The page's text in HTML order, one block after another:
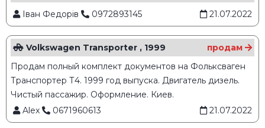
Іван Федорів 0972893145 21.07.2022
Volkswagen Transporter , 1999
продам
Продам полный комплект документов на Фольксваген
Транспортер Т4. 1999 год выпуска. Двигатель дизель.
Чистый пассажир. Оформление. Киев.
Alex
0671960613 21.07.2022